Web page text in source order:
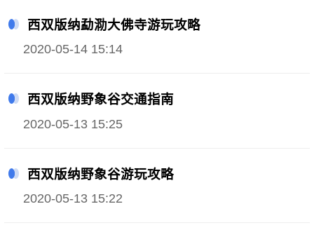
西双版纳勐泐大佛寺游玩攻略
2020-05-14 15:14
西双版纳野象谷交通指南
2020-05-13 15:25
西双版纳野象谷游玩攻略
2020-05-13 15:22